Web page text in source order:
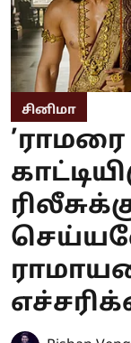
சினிமா